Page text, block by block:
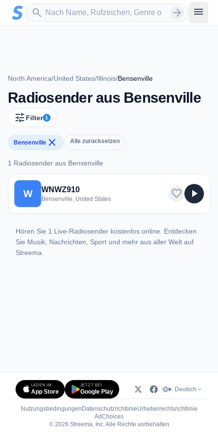
Zum Hauptinhalt springen
search
Sender suchen arrow_forward menu
North America/United States/Illinois/Bensenville
Radiosender aus Bensenville
tune Filter 1
Bensenville close Alle zurücksetzen
1 Radiosender aus Bensenville
1 Radiosender aus Bensenville
W WNWZ910
Bensenville, United States favorite play_arrow
Hören Sie 1 Live-Radiosender kostenlos online. Entdecken
Sie Musik, Nachrichten, Sport und mehr aus aller Welt auf
Streema.
LADEN IM
App Store
JETZT BEI
Google Play Deutsch
Nutzungsbedingungen DatenschutzrichtlinieUrheberrechtsrichtlinie
AdChoices(öffnet in neuem Tab)
© 2026 Streema, Inc. Alle Rechte vorbehalten